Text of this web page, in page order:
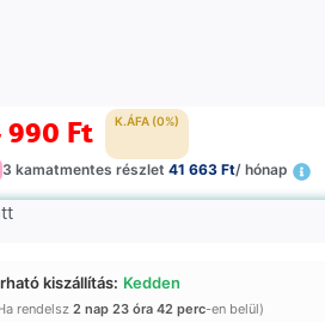
990 Ft K.ÁFA (0%)
3 kamatmentes részlet41 663 Ft/ hónap
kiszállítás: Kedden
rendelsz2 nap 23 óra 42 perc-en belül)